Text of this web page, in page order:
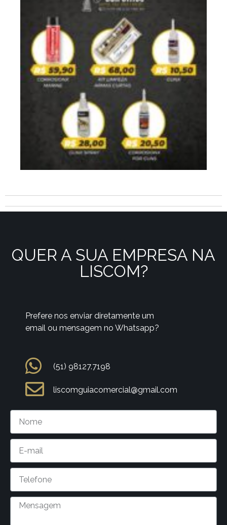
QUER A SUA EMPRESA NA
LISCOM?
Prefere nos enviar diretamente um
email ou mensagem no Whatsapp?
(51) 98127.7198
liscomguiacomercial@gmail.com